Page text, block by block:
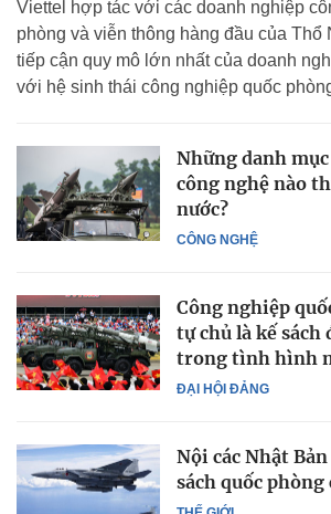
Viettel hợp tác với các doanh nghiệp
phòng và viễn thông hàng đầu của Thổ
tiếp cận quy mô lớn nhất của doanh
với hệ sinh thái công nghiệp quốc
CÔNG NGHỆ
Những danh
công nghệ nào
nước?
ĐẠI HỘI ĐẢNG
Công nghiệp
tự chủ là kế sách
trong tình hình
Nội các Nhật
sách quốc phòng